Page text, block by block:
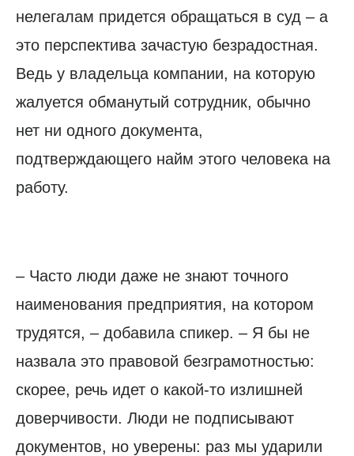
нелегалам придется обращаться в суд – а
это перспектива зачастую безрадостная.
Ведь у владельца компании, на которую
жалуется обманутый сотрудник, обычно
нет ни одного документа,
подтверждающего найм этого человека на
работу.
– Часто люди даже не знают точного
наименования предприятия, на котором
трудятся, – добавила спикер. – Я бы не
назвала это правовой безграмотностью:
скорее, речь идет о какой-то излишней
доверчивости. Люди не подписывают
документов, но уверены: раз мы ударили